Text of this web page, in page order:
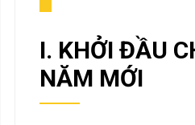
I. KHỞI ĐẦU
NĂM MỚI